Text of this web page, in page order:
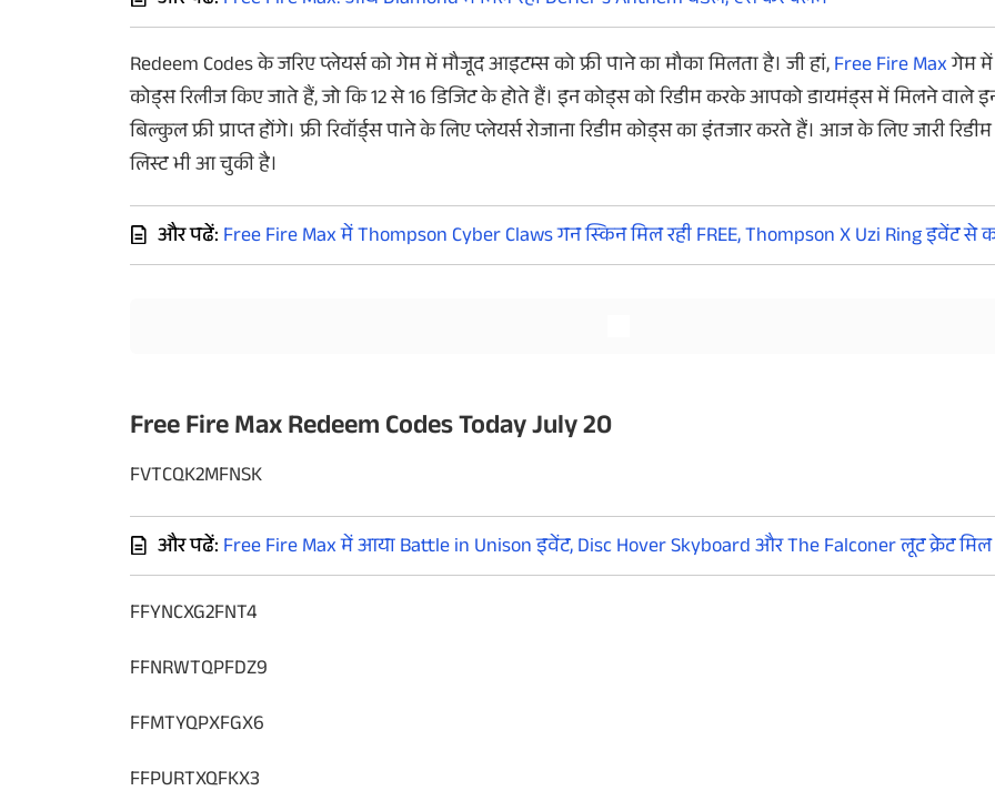
Redeem Codes के जरिए प्लेयर्स को गेम में मौजूद आइटम्स को फ्री पाने का मौका मिलता है। जी हां,Free Fire Maxगेम में
कोड्स रिलीज किए जाते हैं, जो कि 12 से 16 डिजिट के होते हैं। इन कोड्स को रिडीम करके आपको डायमंड्स में मिलने
बिल्कुल फ्री प्राप्त होंगे। फ्री रिवॉर्ड्स पाने के लिए प्लेयर्स रोजाना रिडीम कोड्स का इंतजार करते हैं। आज के लिए जारी
लिस्ट भी आ चुकी है।
और पढें: Free Fire Max में Thompson Cyber Claws गन स्किन मिल रही FREE, Thompson X Uzi Ring इवेंट से
Free Fire Max Redeem Codes Today July 20
FVTCQK2MFNSK
और पढें: Free Fire Max में आया Battle in Unison इवेंट, Disc Hover Skyboard और The Falconer लूट क्रेट मिल
FFYNCXG2FNT4
FFNRWTQPFDZ9
FFMTYQPXFGX6
FFPURTXQFKX3